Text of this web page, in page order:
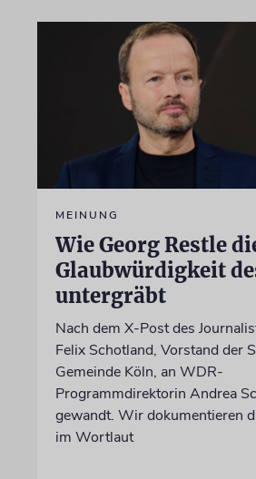
MEINUNG
Wie Georg Restle
Glaubwürdigkeit
untergräbt
Nach dem X-Post des
Felix Schotland, Vorstand der
Gemeinde Köln, an WDR-
Programmdirektorin Andrea
gewandt. Wir dokumentieren
im Wortlaut